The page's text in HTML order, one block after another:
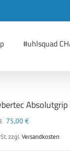
#uhlsquad
Ursprünglicher
war:
75,00 €Aktueller
ist:
zzgl. Versandkosten